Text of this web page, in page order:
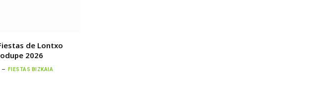
de Lontxo
2026
FIESTAS BIZKAIA